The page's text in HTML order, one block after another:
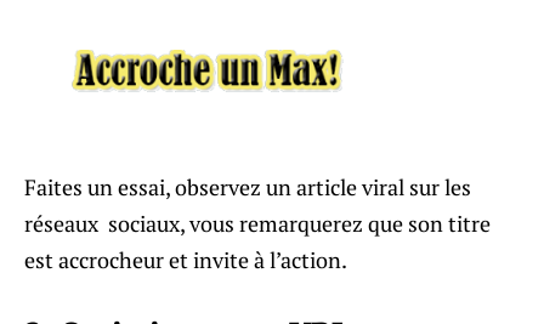
Faites un essai, observez un article viral sur les
réseaux sociaux, vous remarquerez que son titre
est accrocheur et invite à l’action.